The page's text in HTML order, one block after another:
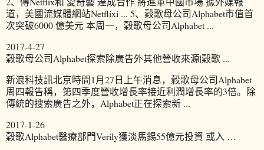
道，美國流媒體網站Netflixi ... 5、穀歌母公司Alphabet市值首
次突破6000 億美元 本周一，穀歌母公司Alphabet ...
2017-4-27
穀歌母公司Alphabet探索除廣告外其他營收來源|穀歌 ...
新浪科技訊北京時間1月27日上午消息，穀歌母公司Alphabet
周四報告稱，第四季度營收增長率接近利潤增長率的3倍。除
傳統的搜索廣告之外，Alphabet正在探索新 ...
2017-1-26
穀歌Alphabet醫療部門Verily獲淡馬錫55億元投資 或入 …